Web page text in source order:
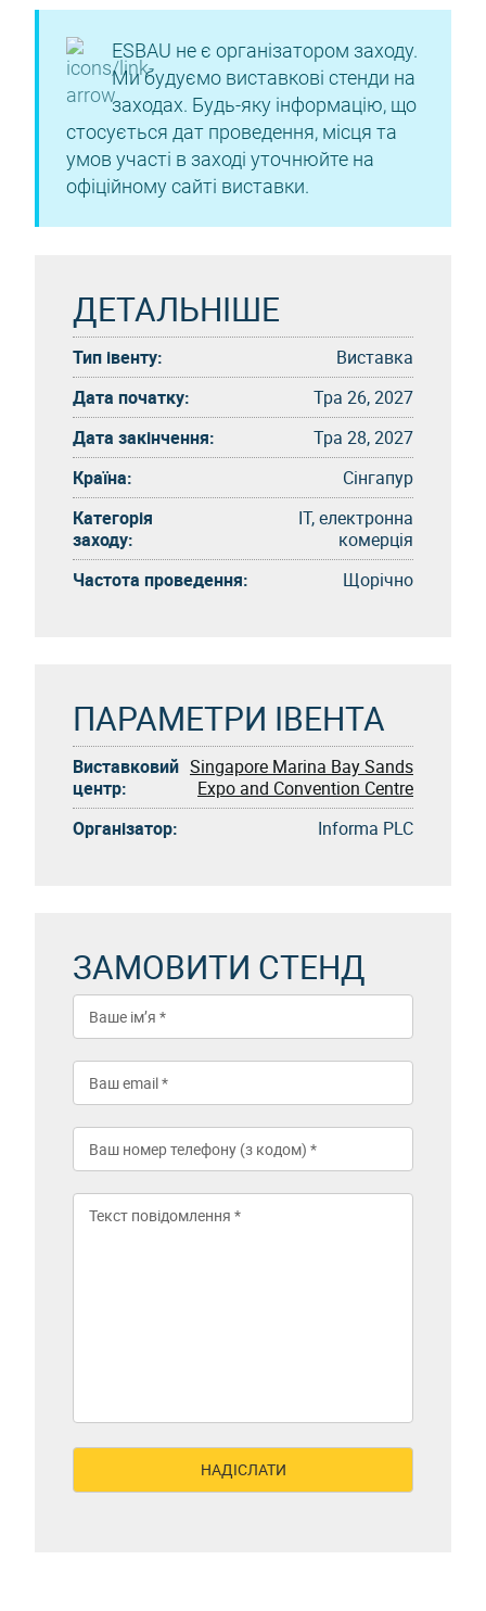
ESBAU не є організатором заходу.
Ми будуємо виставкові стенди на
заходах. Будь-яку інформацію, що
стосується дат проведення, місця та
умов участі в заході уточнюйте на
офіційному сайті виставки.
ДЕТАЛЬНІШЕ
Тип івенту:
Виставка
Дата початку:
Тра 26, 2027
Дата закінчення:
Тра 28, 2027
Країна:
Сінгапур
Категорія
заходу:
IT, електронна
комерція
Частота проведення:
Щорічно
ПАРАМЕТРИ ІВЕНТА
Виставковий
центр:
Singapore Marina Bay Sands
Expo and Convention Centre
Організатор:
Informa PLC
ЗАМОВИТИ СТЕНД